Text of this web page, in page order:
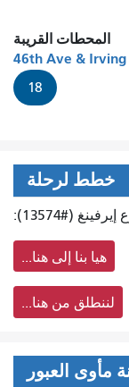
المحطات القريبة
46th Ave &
18
خطط لرحلة
هيا بنا إلى هنا...
لننطلق من هنا...
مأوى العبور